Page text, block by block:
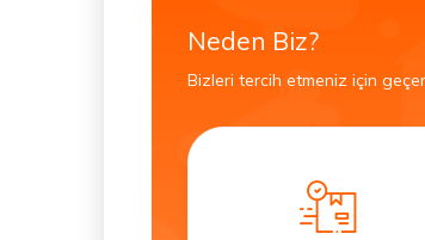
Neden Biz?
Bizleri tercih etmeniz için